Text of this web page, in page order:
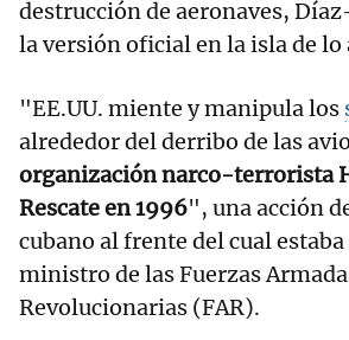
destrucción de aeronaves,
la versión oficial en la isla de lo
"EE.UU. miente y manipula los
alrededor del derribo de las
organización narco-terrorista
Rescate en 1996", una acción
cubano al frente del cual
ministro de las Fuerzas
Revolucionarias (FAR).